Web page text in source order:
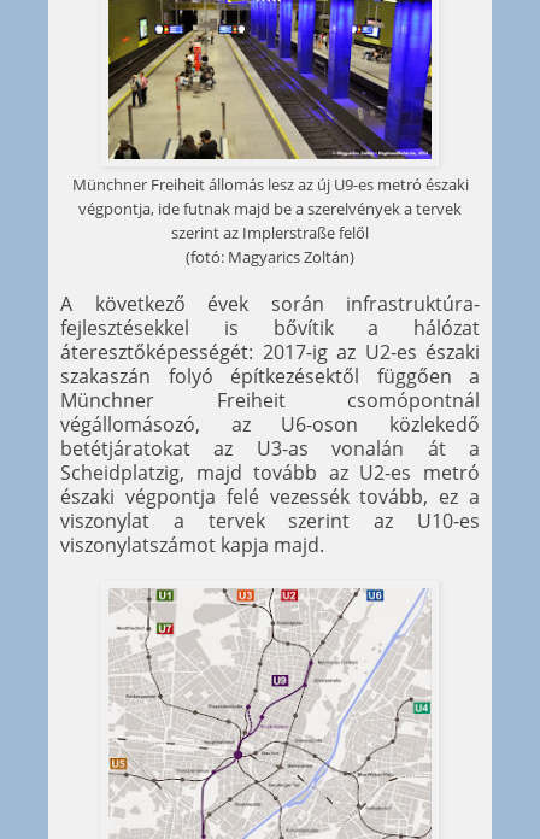
Münchner Freiheit állomás lesz az új U9-es metró északi
végpontja, ide futnak majd be a szerelvények a tervek
szerint az Implerstraße felől
(fotó: Magyarics Zoltán)
A következő évek során infrastruktúra-
fejlesztésekkel is bővítik a hálózat
áteresztőképességét: 2017-ig az U2-es északi
szakaszán folyó építkezésektől függően a
Münchner Freiheit csomópontnál
végállomásozó, az U6-oson közlekedő
betétjáratokat az U3-as vonalán át a
Scheidplatzig, majd tovább az U2-es metró
északi végpontja felé vezessék tovább, ez a
viszonylat a tervek szerint az U10-es
viszonylatszámot kapja majd.